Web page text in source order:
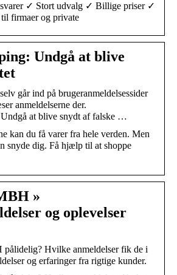
✓ Stort udvalg ✓ Billige priser ✓
firmaer og private
Undgå at blive
går ind på brugeranmeldelsessider
anmeldelserne der.
at blive snydt af falske …
kan du få varer fra hele verden. Men
snyde dig. Få hjælp til at shoppe
»
og oplevelser
Hvilke anmeldelser fik de i
og erfaringer fra rigtige kunder.